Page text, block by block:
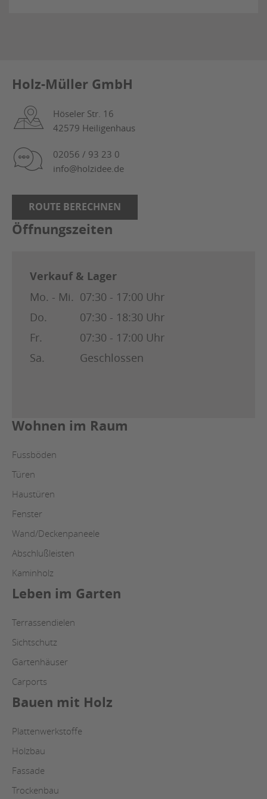
Holz-Müller GmbH
Höseler Str. 16
42579 Heiligenhaus
02056 / 93 23 0
info@holzidee.de
ROUTE BERECHNEN
Öffnungszeiten
Verkauf & Lager
Mo. - Mi. 07:30 - 17:00 Uhr
Do.
07:30 - 18:30 Uhr
Fr.
07:30 - 17:00 Uhr
Sa.
Geschlossen
Wohnen im Raum
Fussböden
Türen
Haustüren
Fenster
Wand/Deckenpaneele
Abschlußleisten
Kaminholz
Leben im Garten
Terrassendielen
Sichtschutz
Gartenhäuser
Carports
Bauen mit Holz
Plattenwerkstoffe
Holzbau
Fassade
Trockenbau